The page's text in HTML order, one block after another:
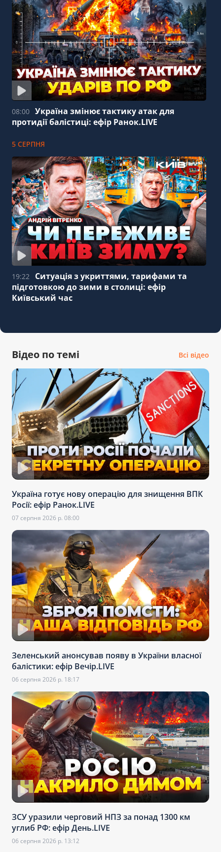
08:00 Україна змінює тактику атак для
протидії балістиці: ефір Ранок.LIVE
5 СЕРПНЯ
19:22
Ситуація з укриттями, тарифами та
підготовкою до зими в столиці: ефір
Київський час
Відео по темі Всі відео
Україна готує нову операцію для знищення ВПК
Росії: ефір Ранок.LIVE
07 серпня 2026 р. 08:00
Зеленський анонсував появу в України власної
балістики: ефір Вечір.LIVE
06 серпня 2026 р. 18:17
ЗСУ уразили черговий НПЗ за понад 1300 км
углиб РФ: ефір День.LIVE
06 серпня 2026 р. 13:12